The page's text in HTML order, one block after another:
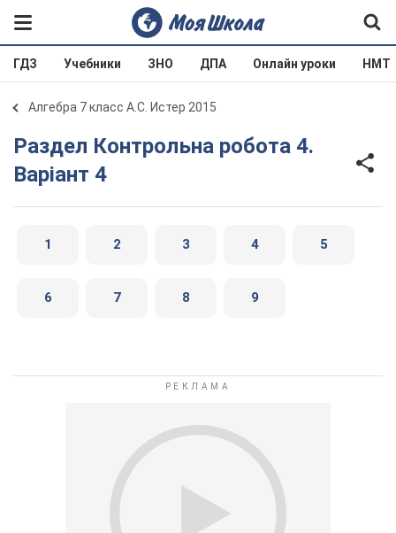
ГДЗ Учебники ЗНО ДПА Онлайн уроки НМТ
Алгебра 7 класс А.С. Истер 2015
Раздел Контрольна робота 4.
Варіант 4
1 2 3 4 5
6 7 8 9